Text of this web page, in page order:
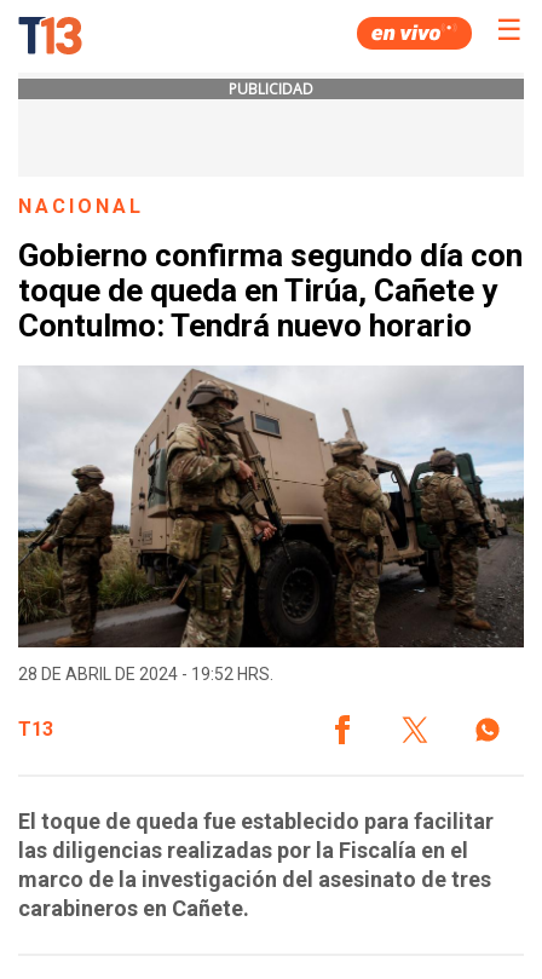
☰
PUBLICIDAD
NACIONAL
Gobierno confirma segundo día con
toque de queda en Tirúa, Cañete y
Contulmo: Tendrá nuevo horario
28 DE ABRIL DE 2024 - 19:52 HRS.
T13
El toque de queda fue establecido para facilitar
las diligencias realizadas por la Fiscalía en el
marco de la investigación del asesinato de tres
carabineros en Cañete.